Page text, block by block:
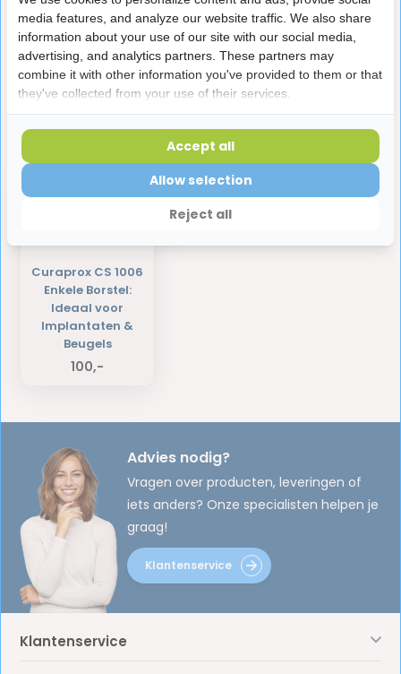
Productomschrijving
Reviews
Laatst bekeken producten
Curaprox CS 1006
Enkele Borstel:
Ideaal voor
Implantaten &
Beugels
100,-
Advies nodig?
Vragen over producten, leveringen of
iets anders? Onze specialisten helpen je
graag!
Klantenservice
Klantenservice
media features, and analyze our website traffic. We also share
information about your use of our site with our social media,
advertising, and analytics partners. These partners may
combine it with other information you've provided to them or that
they've collected from your use of their services.
Reject all
Allow selection
Accept all